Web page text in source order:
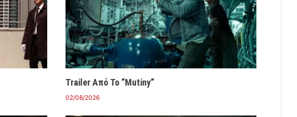
Trailer Από Το “Mutiny”
02/08/2026